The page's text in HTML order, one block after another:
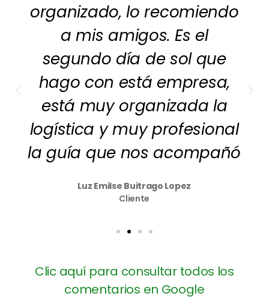
organizado, lo recomiendo
a mis amigos. Es el
segundo día de sol que
hago con está empresa,
está muy organizada la
logística y muy profesional
la guía que nos acompañó
Luz Emilse Buitrago Lopez
Cliente
Clic aquí para consultar todos los
comentarios en Google